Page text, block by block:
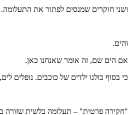
ושני חוקרים שמנסים לפתור את התעלומה.
והים.
אם הים שם, זה אומר שאנחנו כאן.
כי בסוף כולנו ילדים של כוכבים. נופלים
"חקירה פרטית" – תעלומה בלשית שזורה